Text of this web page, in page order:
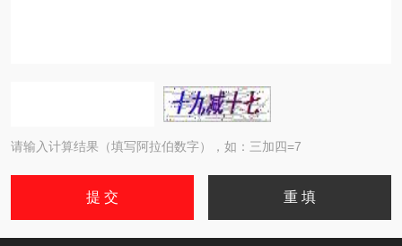
请输入计算结果（填写阿拉伯数字），如：三加四=7